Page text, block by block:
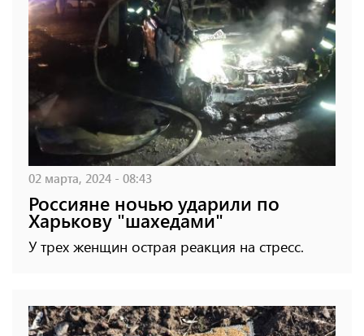
02 марта, 2024 - 08:43
Россияне ночью ударили по
Харькову "шахедами"
У трех женщин острая реакция на стресс.